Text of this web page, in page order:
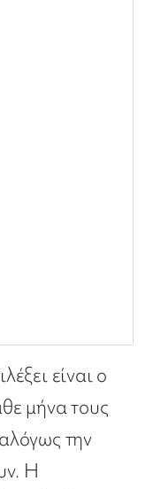
είναι ο
μήνα τους
την
Η